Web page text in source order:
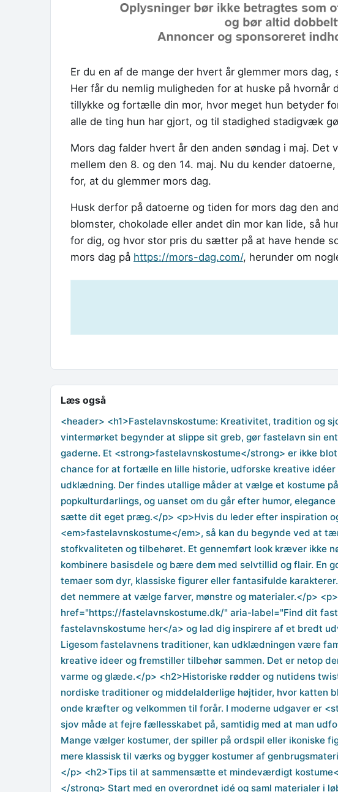
Er du en af de mange der hvert år glemmer mors
Her får du nemlig muligheden for at huske på hvornår
tillykke og fortælle din mor, hvor meget hun betyder
alle de ting hun har gjort, og til stadighed stadigvæk
Mors dag falder hvert år den anden søndag i maj. Det
mellem den 8. og den 14. maj. Nu du kender
for, at du glemmer mors dag.
Husk derfor på datoerne og tiden for mors dag den
blomster, chokolade eller andet din mor kan lide, så
for dig, og hvor stor pris du sætter på at have hende
mors dag på https://mors-dag.com/, herunder om
Læs også
<header> <h1>Fastelavnskostume: Kreativitet, tradition og
vintermørket begynder at slippe sit greb, gør fastelavn sin
gaderne. Et <strong>fastelavnskostume</strong> er ikke
chance for at fortælle en lille historie, udforske kreative
udklædning. Der findes utallige måder at vælge et kostume
popkulturdarlings, og uanset om du går efter humor,
sætte dit eget præg.</p> <p>Hvis du leder efter inspiration
<em>fastelavnskostume</em>, så kan du begynde ved at
stofkvaliteten og tilbehøret. Et gennemført look kræver ikke
kombinere basisdele og bære dem med selvtillid og flair. En
temaer som dyr, klassiske figurer eller fantasifulde
det nemmere at vælge farver, mønstre og materialer.</p>
href="https://fastelavnskostume.dk/" aria-label="Find dit
fastelavnskostume her</a> og lad dig inspirere af et bredt
Ligesom fastelavnens traditioner, kan udklædningen være
kreative ideer og fremstiller tilbehør sammen. Det er netop
varme og glæde.</p> <h2>Historiske rødder og nutidens
nordiske traditioner og middelalderlige højtider, hvor katten
onde kræfter og velkommen til forår. I moderne udgaver er
sjov måde at fejre fællesskabet på, samtidig med at man
Mange vælger kostumer, der spiller på ordspil eller ikoniske
mere klassisk til værks og bygger kostumer af
</p> <h2>Tips til at sammensætte et mindeværdigt
</strong> Start med en overordnet idé og saml materialer i